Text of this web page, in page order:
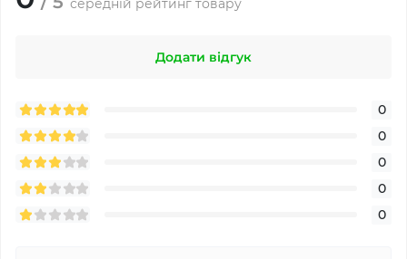
середній рейтинг товару
Додати відгук
0
0
0
0
0